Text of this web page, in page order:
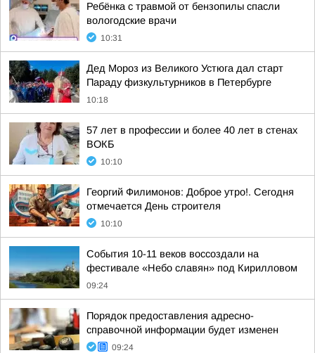
Ребёнка с травмой от бензопилы спасли
вологодские врачи
10:31
Дед Мороз из Великого Устюга дал старт
Параду физкультурников в Петербурге
10:18
57 лет в профессии и более 40 лет в стенах
ВОКБ
10:10
Георгий Филимонов: Доброе утро!. Сегодня
отмечается День строителя
10:10
События 10-11 веков воссоздали на
фестивале «Небо славян» под Кирилловом
09:24
Порядок предоставления адресно-
справочной информации будет изменен
09:24